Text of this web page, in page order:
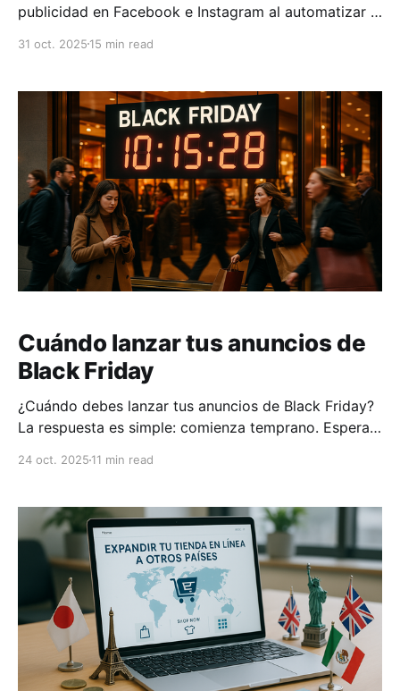
publicidad en Facebook e Instagram al automatizar la
conversión en tiempo real. Ya no necesitas
está en optimizar tres elementos clave: * Catálogo
de productos: Asegúrate de que los títulos,
31 oct. 2025 15 min read
Cuándo lanzar tus anuncios de
Black Friday
¿Cuándo debes lanzar tus anuncios de Black Friday?
La respuesta es simple: comienza temprano. Esperar
México, esto es aún más importante debido a la
24 oct. 2025 11 min read